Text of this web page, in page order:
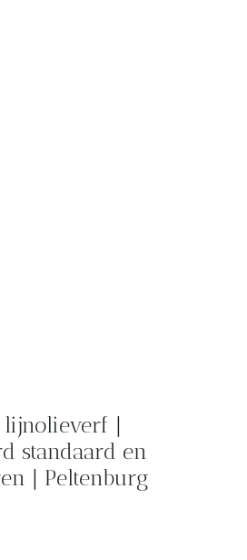
|
standaard en
| Peltenburg